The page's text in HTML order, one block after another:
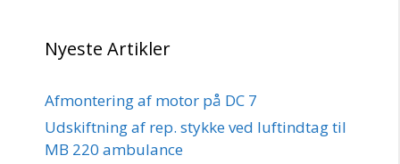
Nyeste Artikler
Afmontering af motor på DC 7
Udskiftning af rep. stykke ved luftindtag til
MB 220 ambulance